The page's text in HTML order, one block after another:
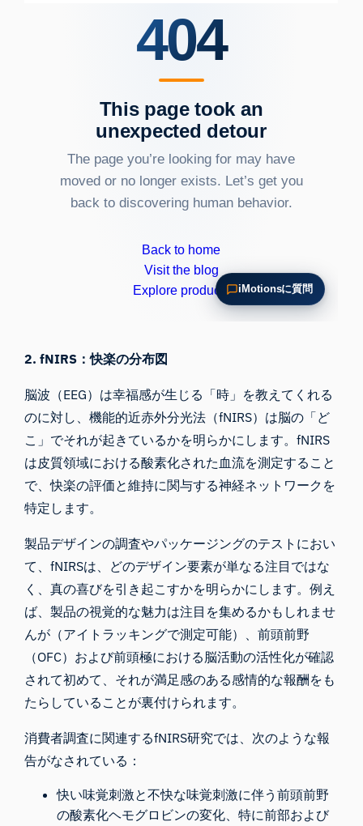
2. fNIRS：快楽の分布図
脳波（EEG）は幸福感が生じる「時」を教えてくれる
のに対し、機能的近赤外分光法（fNIRS）は脳の「ど
こ」でそれが起きているかを明らかにします。fNIRS
は皮質領域における酸素化された血流を測定すること
で、快楽の評価と維持に関与する神経ネットワークを
特定します。
製品デザインの調査やパッケージングのテストにおい
て、fNIRSは、どのデザイン要素が単なる注目ではな
く、真の喜びを引き起こすかを明らかにします。例え
ば、製品の視覚的な魅力は注目を集めるかもしれませ
んが（アイトラッキングで測定可能）、前頭前野
（OFC）および前頭極における脳活動の活性化が確認
されて初めて、それが満足感のある感情的な報酬をも
たらしていることが裏付けられます。
消費者調査に関連するfNIRS研究では、次のような報
告がなされている：
快い味覚刺激と不快な味覚刺激に伴う前頭前野
の酸素化ヘモグロビンの変化、特に前部および